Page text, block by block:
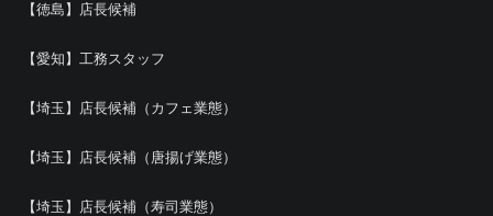
【徳島】店長候補
【愛知】工務スタッフ
【埼玉】店長候補（カフェ業態）
【埼玉】店長候補（唐揚げ業態）
【埼玉】店長候補（寿司業態）